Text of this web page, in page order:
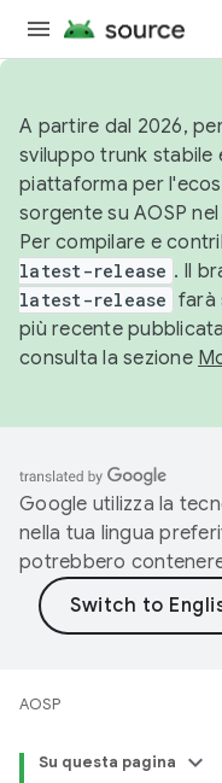
A partire dal 2026,
sviluppo trunk stabile
piattaforma per
sorgente su AOSP
Per compilare e
latest-release . Il
latest-release farà
più recente
consulta la sezione
Google utilizza la
nella tua lingua
potrebbero
AOSP
Su questa pagina